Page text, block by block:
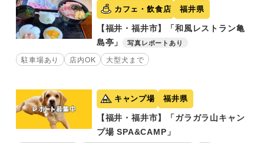
カフェ・飲食店 福井県
【福井・福井市】「和風レストラン亀
島亭」
写真レポートあり
駐車場あり 店内OK 大型犬まで
キャンプ場 福井県
【福井・福井市】「ガラガラ山キャン
プ場 SPA&CAMP」